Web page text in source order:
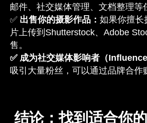
邮件、社交媒体管理、文档整理等
✅ 出售你的摄影作品： 如果你擅长
片上传到Shutterstock、Adobe
售。
✅ 成为社交媒体影响者（
吸引大量粉丝，可以通过品牌合作
结论：找到适合你